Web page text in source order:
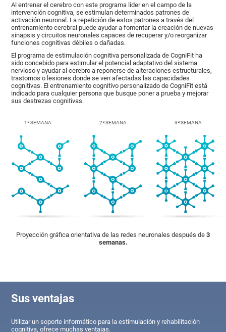
Al entrenar el cerebro con este programa líder en el campo de la
intervención cognitiva, se estimulan determinados patrones de
activación neuronal. La repetición de estos patrones a través del
entrenamiento cerebral puede ayudar a fomentar la creación de nuevas
sinapsis y circuitos neuronales capaces de recuperar y/o reorganizar
funciones cognitivas débiles o dañadas.
El programa de estimulación cognitiva personalizada de CogniFit ha
sido concebido para estimular el potencial adaptativo del sistema
nervioso y ayudar al cerebro a reponerse de alteraciones estructurales,
trastornos o lesiones donde se ven afectadas las capacidades
cognitivas. El entrenamiento cognitivo personalizado de CogniFit está
indicado para cualquier persona que busque poner a prueba y mejorar
sus destrezas cognitivas.
1ª SEMANA 2ª SEMANA 3ª SEMANA
Proyección gráfica orientativa de las redes neuronales después de 3
semanas.
Sus ventajas
Utilizar un soporte informático para la estimulación y rehabilitación
cognitiva, ofrece muchas ventajas.